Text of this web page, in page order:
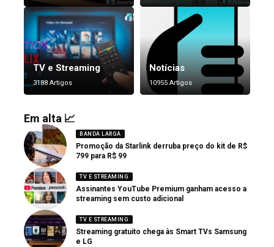
TV e Streaming
3188 Artigos
Notícias
10955 Artigos
Em alta 📈
BANDA LARGA
Promoção da Starlink derruba preço do kit de R$
799 para R$ 99
TV E STREAMING
Assinantes YouTube Premium ganham acesso a
streaming sem custo adicional
TV E STREAMING
Streaming gratuito chega às Smart TVs Samsung
e LG